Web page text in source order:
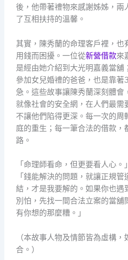
後，他帶著禮物來感謝姊姊，兩
了互相扶持的溫馨。
其實，陳秀蘭的命理客戶裡，也
用錢而困擾。一位從新營借款來
是經由她介紹到大光明嘉義當舖
參加女兒婚禮的爸爸，也是靠著
急。這些故事讓陳秀蘭深刻體會
就像社會的安全網，在人們最需
不讓他們陷得更深。每一次的周
庭的重生；每一筆合法的借款，
路。
「命理師看命，但更要看人心。
「錢能解決的問題，就讓正規
結，才是我要解的。如果你也遇
別怕，先找一間合法立案的當舖
有你想的那麼糟。」
（本故事人物及情節皆為虛構
合。）